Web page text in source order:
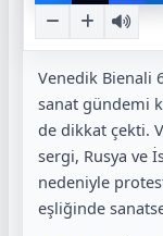
Venedik Bienali
sanat gündemi
de dikkat çekti.
sergi, Rusya ve
nedeniyle
eşliğinde